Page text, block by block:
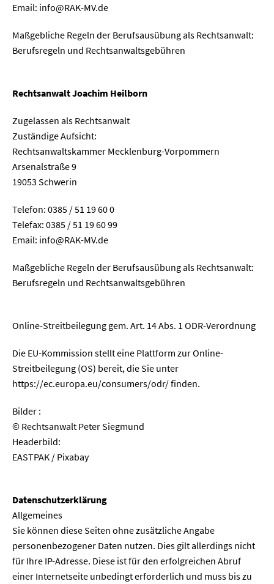
Email: info@RAK-MV.de
Maßgebliche Regeln der Berufsausübung als Rechtsanwalt:
Berufsregeln und Rechtsanwaltsgebühren
Rechtsanwalt Joachim Heilborn
Zugelassen als Rechtsanwalt
Zuständige Aufsicht:
Rechtsanwaltskammer Mecklenburg-Vorpommern
Arsenalstraße 9
19053 Schwerin
Telefon: 0385 / 51 19 60 0
Telefax: 0385 / 51 19 60 99
Email: info@RAK-MV.de
Maßgebliche Regeln der Berufsausübung als Rechtsanwalt:
Berufsregeln und Rechtsanwaltsgebühren
Online-Streitbeilegung gem. Art. 14 Abs. 1 ODR-Verordnung
Die EU-Kommission stellt eine Plattform zur Online-
Streitbeilegung (OS) bereit, die Sie unter
https://ec.europa.eu/consumers/odr/ finden.
Bilder :
© Rechtsanwalt Peter Siegmund
Headerbild:
EASTPAK / Pixabay
Datenschutzerklärung
Allgemeines
Sie können diese Seiten ohne zusätzliche Angabe
personenbezogener Daten nutzen. Dies gilt allerdings nicht
für Ihre IP-Adresse. Diese ist für den erfolgreichen Abruf
einer Internetseite unbedingt erforderlich und muss bis zu